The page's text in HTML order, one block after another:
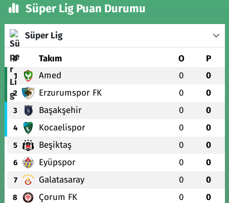
Süper Lig Puan Durumu
Süper Lig
# Takım O P
1 Amed 0 0
2 Erzurumspor FK 0 0
3 Başakşehir 0 0
4 Kocaelispor 0 0
5 Beşiktaş 0 0
6 Eyüpspor 0 0
7 Galatasaray 0 0
8 Çorum FK 0 0